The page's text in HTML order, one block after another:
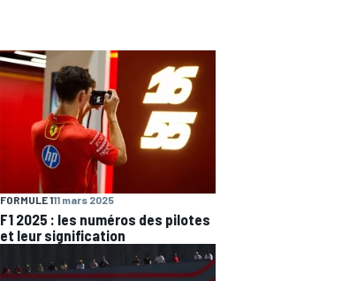
FORMULE 111 mars 2025
F1 2025 : les numéros des pilotes
et leur signification